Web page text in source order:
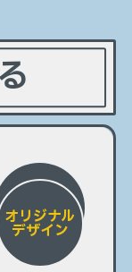
オリジナル
デザイン